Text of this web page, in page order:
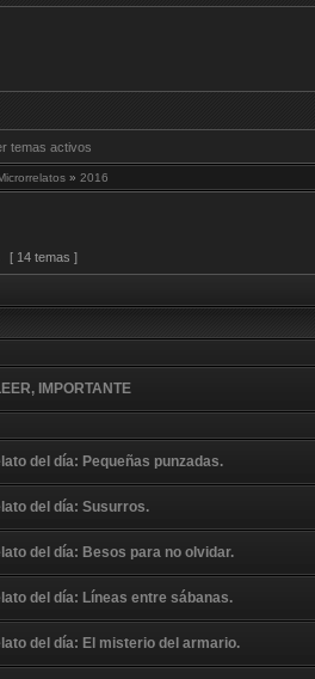
temas activos
» 2016
[ 14 temas ]
IMPORTANTE
del día: Pequeñas punzadas.
del día: Susurros.
del día: Besos para no olvidar.
del día: Líneas entre sábanas.
del día: El misterio del armario.